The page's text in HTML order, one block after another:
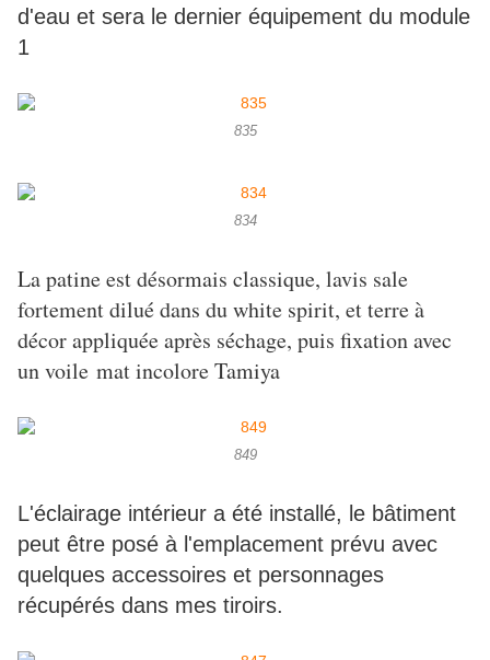
d'eau et sera le dernier équipement du module
1
835
834
La patine est désormais classique, lavis sale
fortement dilué dans du white spirit, et terre à
décor appliquée après séchage, puis fixation avec
un voile mat incolore Tamiya
849
L'éclairage intérieur a été installé, le bâtiment
peut être posé à l'emplacement prévu avec
quelques accessoires et personnages
récupérés dans mes tiroirs.